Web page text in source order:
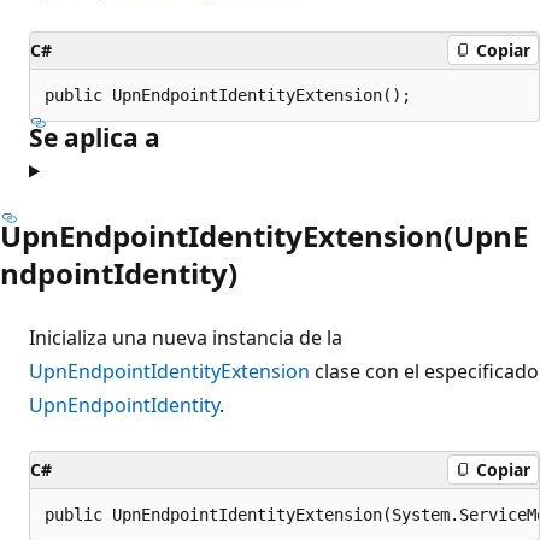
C# Copiar
public UpnEndpointIdentityExtension();
Se aplica a
UpnEndpointIdentityExtension(UpnE
ndpointIdentity)
Inicializa una nueva instancia de la
UpnEndpointIdentityExtension clase con el especificado
UpnEndpointIdentity.
C# Copiar
public